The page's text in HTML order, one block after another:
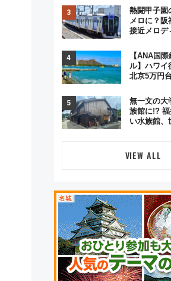
この夏は直
へ！
熱闘甲子園
メロに？
接近メロデ
実アレンジ
8月5日始発
【ANA国
ル】ハワイ
北京5万円
GW旅行ま
路線まとめ
無一文の大
族館に!?
い水族館、
第2弾
VIEW ALL